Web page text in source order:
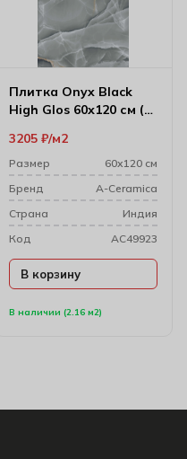
Плитка Onyx Black
High Glos 60х120 см (9
В наличии (2.16 м2)
3205 ₽ м2
Размер
60х120 см
Бренд
A-Ceramica
Cтрана
Индия
Код
AC49923
В корзину